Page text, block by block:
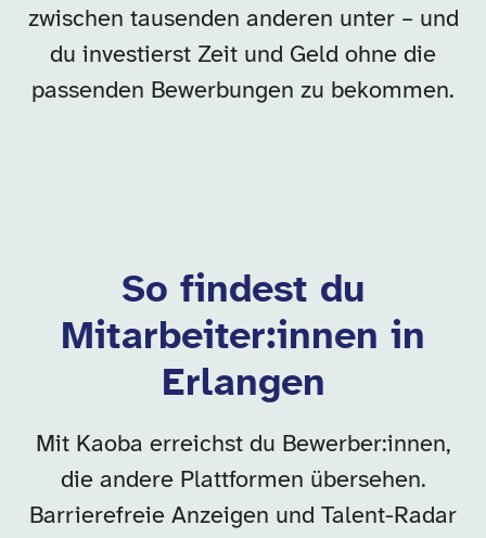
zwischen tausenden anderen unter – und
du investierst Zeit und Geld ohne die
passenden Bewerbungen zu bekommen.
So findest du
Mitarbeiter:innen in
Erlangen
Mit Kaoba erreichst du Bewerber:innen,
die andere Plattformen übersehen.
Barrierefreie Anzeigen und Talent-Radar